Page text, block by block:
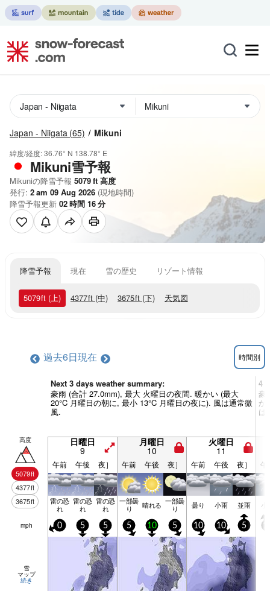
Japan - Niigata (65) Mikuni
緯度/経度:36.76° N 138.78° E
Mikuni雪予報
Mikuniの降雪予報 5079ft 高度
発行: 2 am 09 Aug 2026 (現地時間)
降雪予報更新 02時間 16分
降雪予報 現在 雪の歴史 リゾート情報
5079ft (上) 4377ft (中) 3675ft (下) 天気図
過去6日現在 時間別
Next 3 days weather summary:
豪雨 (合計 27.0mm), 最大 火曜日の夜間. 暖かい (最大
20°C 月曜日の朝に, 最小 13°C 月曜日の夜に). 風は通常微
風.
4 -
豪
か
は
高度
5079ft
4377ft
3675ft
日曜日
9
月曜日
10
火曜日
11
午前 午後 夜］ 午前 午後 夜］ 午前 午後 夜］ 午
雷の恐
れ
雷の恐
れ
雷の恐
れ
一部曇
り 晴れる 一部曇
り 曇り 小雨 並雨 小
mph 0 5 5 5 10 5 10 10 5
雪
マップ
続き